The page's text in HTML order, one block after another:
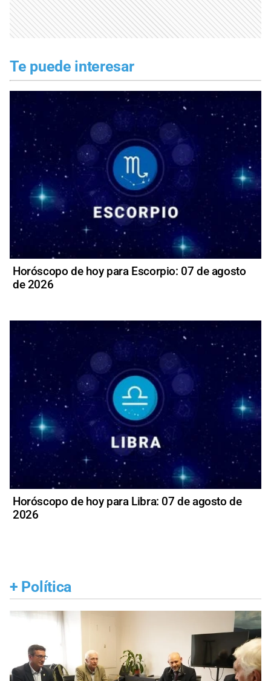
Te puede interesar
Horóscopo de hoy para Escorpio: 07 de agosto
de 2026
Horóscopo de hoy para Libra: 07 de agosto de
2026
+ Política